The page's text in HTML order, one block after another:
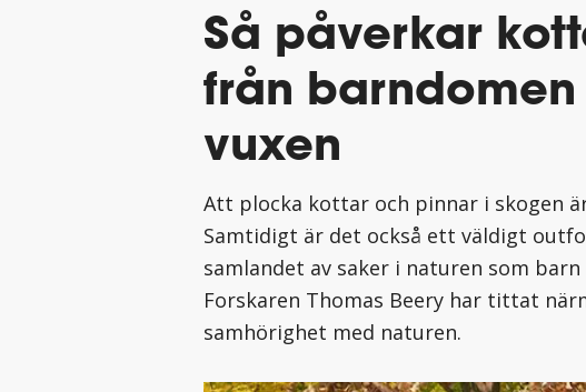
Så påverkar
från
vuxen
Att plocka kottar och pinnar i skogen
Samtidigt är det också ett väldigt
samlandet av saker i naturen som
Forskaren Thomas Beery har tittat
samhörighet med naturen.